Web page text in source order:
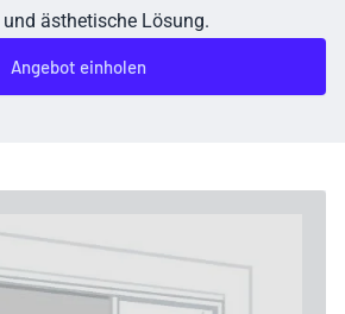
ästhetische Lösung.
Angebot einholen